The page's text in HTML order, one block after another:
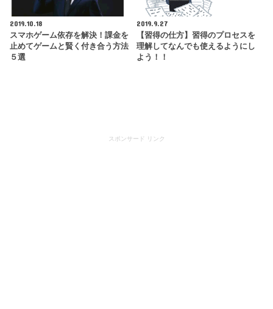
2019.10.18
スマホゲーム依存を解決！課金を
止めてゲームと賢く付き合う方法
５選
2019.9.27
【習得の仕方】習得のプロセスを
理解してなんでも使えるようにし
よう！！
スポンサード リンク